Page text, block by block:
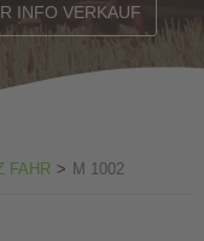
INFO VERKAUF
FAHR > M 1002